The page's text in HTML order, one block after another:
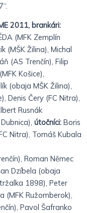
2011, brankári:
(MFK Zemplín
(MŠK Žilina), Michal
(AS Trenčín), Filip
Košice),
(obaja MŠK Žilina),
Denis Čery (FC Nitra),
Rusnák
útočníci: Boris
Nitra), Tomáš Kubala
Roman Němec
Dzíbela (obaja
1898), Peter
(MFK Ružomberok),
Pavol Šafranko